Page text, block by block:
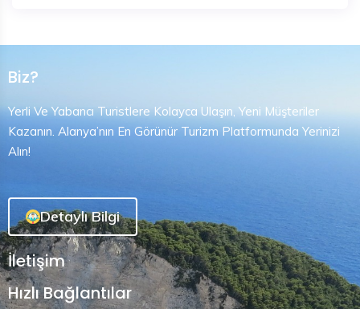
Biz?
Yerli Ve Yabancı Turistlere Kolayca Ulaşın, Yeni Müşteriler
Kazanın. Alanya’nın En Görünür Turizm Platformunda Yerinizi
Alın!
Detaylı Bilgi
İletişim
Hızlı Bağlantılar